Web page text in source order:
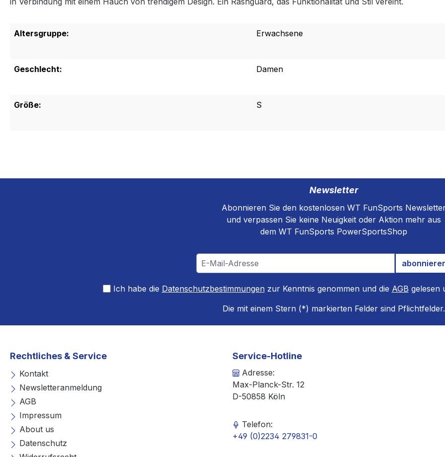
Altersgruppe: Erwachsene
Geschlecht: Damen
Größe: S
Newsletter
Abonnieren Sie den kostenlosen WT FunSports
und verpassen Sie keine Neuigkeit oder Aktion mehr aus
dem WT FunSports PowerSportsShop
Ich habe die Datenschutzbestimmungenzur Kenntnis genommen und die AGB gelesen
Die mit einem Stern (*) markierten Felder sind Pflichtfelder.
Rechtliches & Service
Kontakt
Newsletteranmeldung
AGB
Impressum
About us
Datenschutz
Service-Hotline
Adresse:
Max-Planck-Str. 12
D-50858 Köln
Telefon:
+49 (0)2234 279831-0